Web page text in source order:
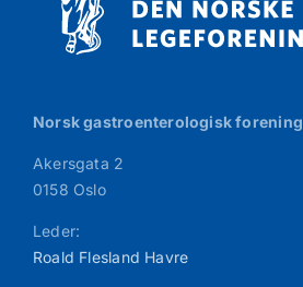
Norsk gastroenterologisk forening
Akersgata 2
0158 Oslo
Leder:
Roald Flesland Havre